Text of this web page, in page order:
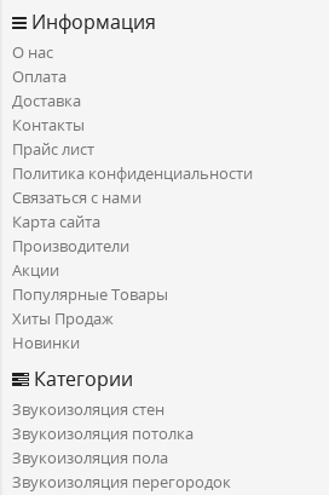
Информация
О нас
Оплата
Доставка
Контакты
Прайс лист
Политика конфиденциальности
Связаться с нами
Карта сайта
Производители
Акции
Популярные Товары
Хиты Продаж
Новинки
Категории
Звукоизоляция стен
Звукоизоляция потолка
Звукоизоляция пола
Звукоизоляция перегородок